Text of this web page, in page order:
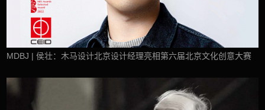
MDBJ | 侯壮：木马设计北京设计经理亮相第六届北京文化创意大赛